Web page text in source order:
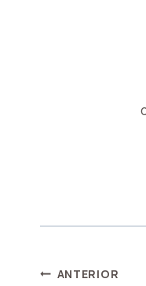
ANTERIOR